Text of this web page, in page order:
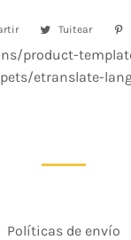
Compartir
Facebook
Tuitear
product-
etranslate-
Políticas de envío